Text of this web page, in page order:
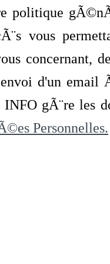
vous
concernant,
envoi d'un
gÃ¨re les
Personnelles.